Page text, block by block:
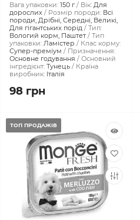
Вага упаковки: 150 г Вік: Для
дорослих
Розмір породи: Всі
породи, Дрібні, Середні, Великі,
Для гігантських порід
Тип:
Вологий корм, Паштет
Тип
упаковки: Ламістер
Клас корму:
Супер-преміум
Призначення:
Основне годування
Основний
інгредієнт: Тунець
Країна
виробник: Італія
98 грн
ТОП ПРОДАЖІВ